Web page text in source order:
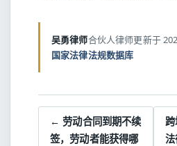
吴勇律师合伙人律师更新于
国家法律法规数据库
← 劳动合同到期不续
签，劳动者能获得哪